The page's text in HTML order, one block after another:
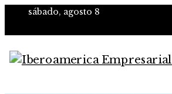
sábado, agosto 8